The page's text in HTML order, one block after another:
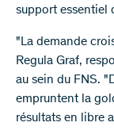
support essentiel
"La demande
Regula Graf,
au sein du FNS.
empruntent la
résultats en libre